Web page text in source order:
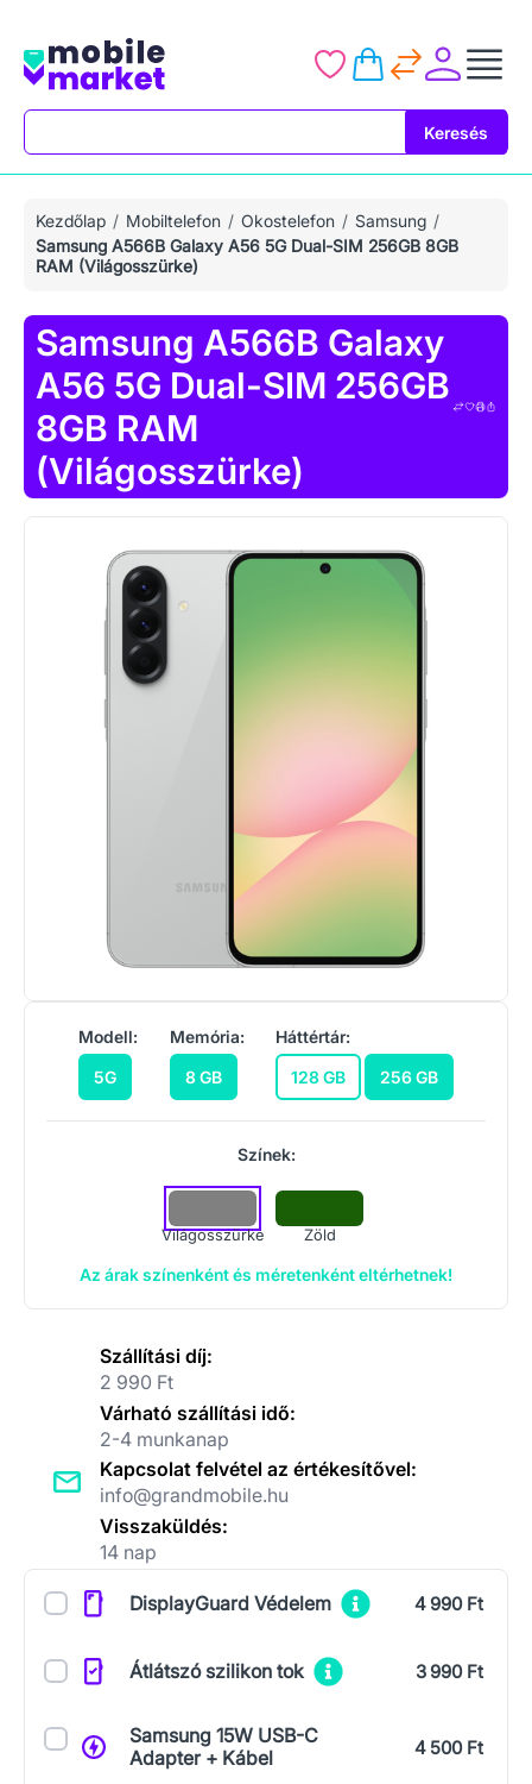
Keresés
Kezdőlap Mobiltelefon Okostelefon
Samsung
Samsung A566B Galaxy A56 5G Dual-SIM 256GB 8GB
RAM (Világosszürke)
Samsung A566B Galaxy
A56 5G Dual-SIM 256GB
8GB RAM
(Világosszürke)
Modell:
5G
Memória:
8 GB
Háttértár:
128 GB
256 GB
Színek:
Világosszürke Zöld
Az árak színenként és méretenként eltérhetnek!
Szállítási díj:
2 990 Ft
Várható szállítási idő:
2-4 munkanap
Kapcsolat felvétel az értékesítővel:
info@grandmobile.hu
Visszaküldés:
14 nap
KiegészítőkDisplayGuard Védelem 4 990 Ft
Átlátszó szilikon tok 3 990 Ft
Samsung 15W USB-C
Adapter + Kábel
4 500 Ft